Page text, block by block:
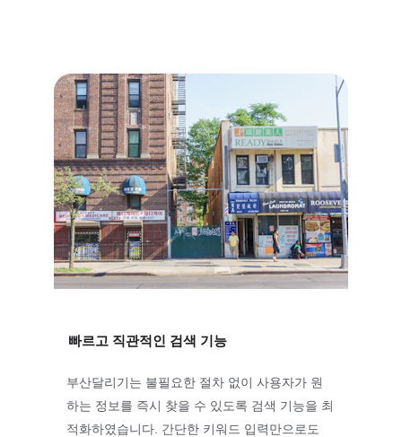
빠르고 직관적인 검색 기능
부산달리기는 불필요한 절차 없이 사용자가 원
하는 정보를 즉시 찾을 수 있도록 검색 기능을 최
적화하였습니다. 간단한 키워드 입력만으로도